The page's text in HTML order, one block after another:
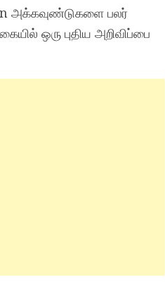
அக்கவுண்டுகளை பலர்
ஒரு புதிய அறிவிப்பை